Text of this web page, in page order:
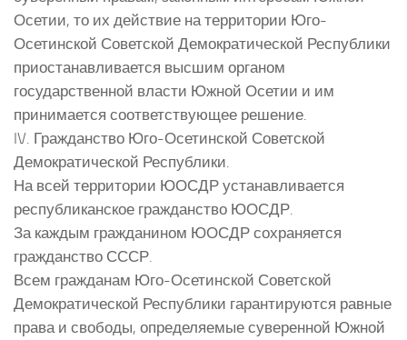
Осетии, то их действие на территории Юго-
Осетинской Советской Демократической Республики
приостанавливается высшим органом
государственной власти Южной Осетии и им
принимается соответствующее решение.
IV. Гражданство Юго-Осетинской Советской
Демократической Республики.
На всей территории ЮОСДР устанавливается
республиканское гражданство ЮОСДР.
За каждым гражданином ЮОСДР сохраняется
гражданство СССР.
Всем гражданам Юго-Осетинской Советской
Демократической Республики гарантируются равные
права и свободы, определяемые суверенной Южной